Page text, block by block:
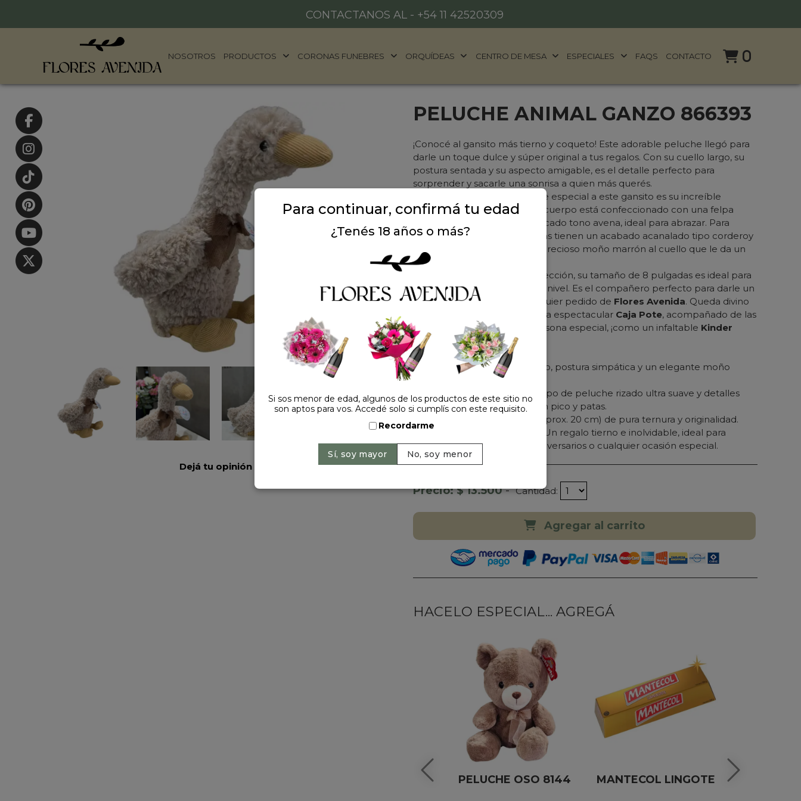
CONTACTANOS AL - +54 11 42520309
NOSOTROS PRODUCTOS CORONAS FUNEBRES ORQUÍDEAS CENTRO DE MESA ESPECIALES FAQS CONTACTO 0
Dejá tu opinión
PELUCHE ANIMAL GANZO 866393
¡Conocé al gansito más tierno y coqueto! Este adorable peluche llegó para
darle un toque dulce y súper original a tus regalos. Con su cuello largo, su
postura sentada y su aspecto amigable, es el detalle perfecto para
sorprender y sacarle una sonrisa a quien más querés.
Lo que hace verdaderamente especial a este gansito es su increíble
combinación de texturas. Su cuerpo está confeccionado con una felpa
rizada súper suave en un delicado tono avena, ideal para abrazar. Para
contrastar, su pico y sus patitas tienen un acabado acanalado tipo corderoy
en color mostaza, y lleva un precioso moño marrón al cuello que le da un
estilo único y elegante.
Al igual que el resto de la colección, su tamaño de 8 pulgadas es ideal para
llevar tu sorpresa al siguiente nivel. Es el compañero perfecto para darle un
toque extra de magia a cualquier pedido de Flores Avenida. Queda divino
asomando su carita desde una espectacular Caja Pote, acompañado de las
golosinas favoritas de esa persona especial, ¡como un infaltable Kinder
huevo
Características principales:
Diseño Coqueto: Cuello largo, postura simpática y un elegante moño
marrón que lo hace destacar.
Texturas Combinadas:
Cuerpo de peluche rizado ultra suave y detalles
acanalados (tipo corderoy) en pico y patas.
8 pulgadas (aprox. 20 cm) de pura ternura y originalidad.
El Complemento Perfecto:
Un regalo tierno e inolvidable, ideal para
cumpleaños, nacimientos, aniversarios o cualquier ocasión especial.
Precio: $ 13.500-Cantidad:
Agregar al carrito
HACELO ESPECIAL... AGREGÁ
PELUCHE OSO 8144 MANTECOL LINGOTE
Para continuar, confirmá tu edad
¿Tenés 18 años o más?
Si sos menor de edad, algunos de los productos de este sitio no
son aptos para vos. Accedé solo si cumplís con este requisito.
Recordarme